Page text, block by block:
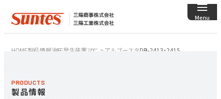
HOME製品情報油圧発生装置マニュアルブースタDB-2413・2415
PRODUCTS
製品情報